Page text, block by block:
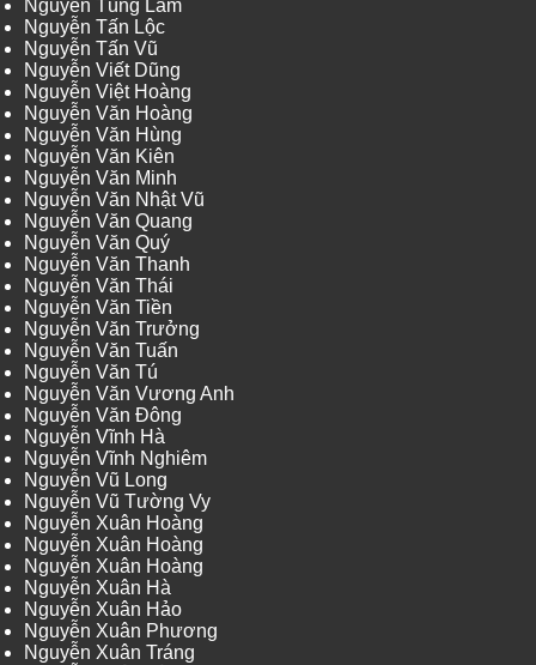
Nguyễn Tùng Lâm
Nguyễn Tấn Lộc
Nguyễn Tấn Vũ
Nguyễn Viết Dũng
Nguyễn Việt Hoàng
Nguyễn Văn Hoàng
Nguyễn Văn Hùng
Nguyễn Văn Kiên
Nguyễn Văn Minh
Nguyễn Văn Nhật Vũ
Nguyễn Văn Quang
Nguyễn Văn Quý
Nguyễn Văn Thanh
Nguyễn Văn Thái
Nguyễn Văn Tiền
Nguyễn Văn Trưởng
Nguyễn Văn Tuấn
Nguyễn Văn Tú
Nguyễn Văn Vương Anh
Nguyễn Văn Đông
Nguyễn Vĩnh Hà
Nguyễn Vĩnh Nghiêm
Nguyễn Vũ Long
Nguyễn Vũ Tường Vy
Nguyễn Xuân Hoàng
Nguyễn Xuân Hoàng
Nguyễn Xuân Hoàng
Nguyễn Xuân Hà
Nguyễn Xuân Hảo
Nguyễn Xuân Phương
Nguyễn Xuân Tráng